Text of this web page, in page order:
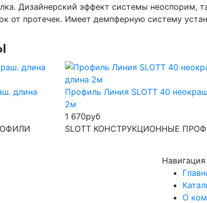
Дизайнерский эффект системы неоспорим,
от протечек. Имеет демпферную систему
длина
Профиль Линия SLOTT 40
2м
1 670руб
SLOTT КОНСТРУКЦИОННЫЕ
Навигация
О